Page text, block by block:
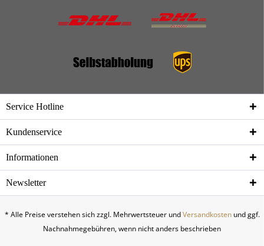
Service Hotline
Kundenservice
Informationen
Newsletter
* Alle Preise verstehen sich zzgl. Mehrwertsteuer undVersandkostenund ggf.
Nachnahmegebühren, wenn nicht anders beschrieben